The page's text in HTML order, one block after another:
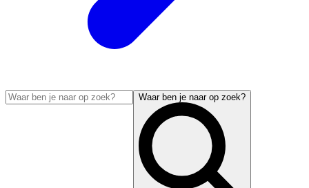
Waar ben je naar op zoek?